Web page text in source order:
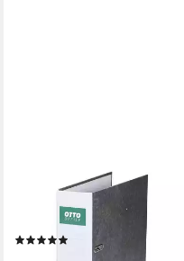
OTTO OFFICE NATURE
Aktenordner Future, breit,
farbiger Rücken